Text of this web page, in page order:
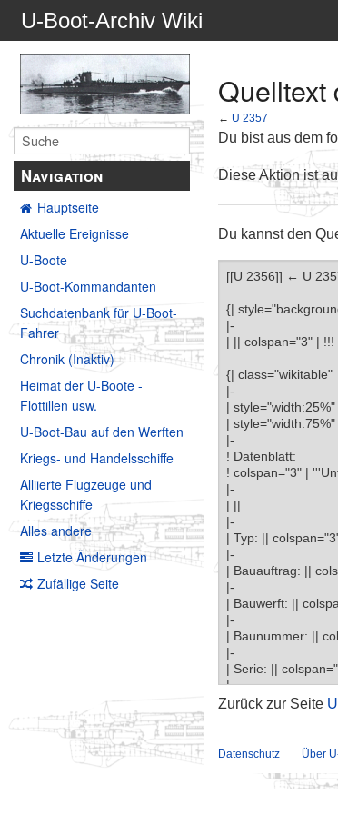
U-Boot-Archiv Wiki
Navigation
Hauptseite
Aktuelle Ereignisse
U-Boote
U-Boot-Kommandanten
Suchdatenbank für U-Boot-
Fahrer
Chronik (Inaktiv)
Heimat der U-Boote -
Flottillen usw.
U-Boot-Bau auf den Werften
Kriegs- und Handelsschiffe
Alliierte Flugzeuge und
Kriegsschiffe
Alles andere
Letzte Änderungen
Zufällige Seite
Quelltext
← U 2357
Du bist aus dem
Diese Aktion ist
Du kannst den
Zurück zur Seite
Datenschutz Über